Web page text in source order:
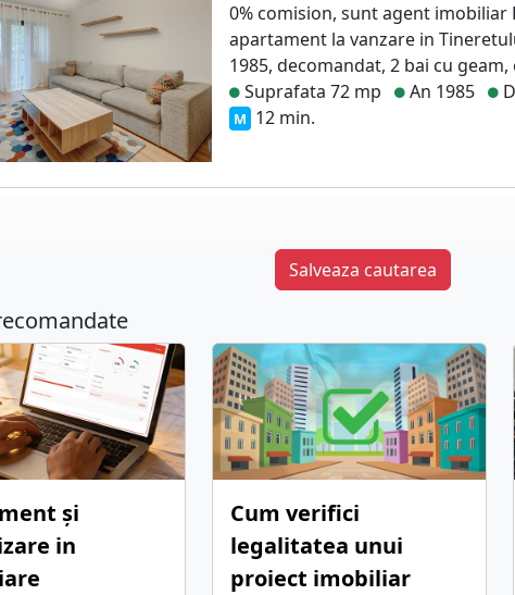
0% comision, sunt agent
apartament la vanzare in
1985, decomandat, 2 bai cu
Suprafata 72 mp
An 1985
M 12 min.
Salveaza cautarea
și
in
Cum verifici
legalitatea unui
proiect imobiliar